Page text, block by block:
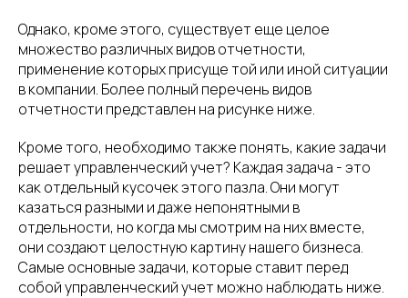
Однако, кроме этого, существует еще целое
множество различных видов отчетности,
применение которых присуще той или иной ситуации
в компании. Более полный перечень видов
отчетности представлен на рисунке ниже.
Кроме того, необходимо также понять, какие задачи
решает управленческий учет? Каждая задача - это
как отдельный кусочек этого пазла. Они могут
казаться разными и даже непонятными в
отдельности, но когда мы смотрим на них вместе,
они создают целостную картину нашего бизнеса.
Самые основные задачи, которые ставит перед
собой управленческий учет можно наблюдать ниже.